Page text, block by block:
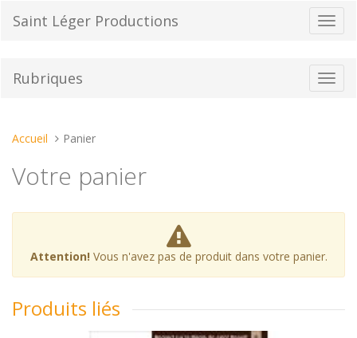
la
Saint Léger Productions
la
Rubriques
Vous
ici :
Accueil Panier
Votre panier
Attention! Vous n'avez pas de produit dans votre panier.
Produits liés